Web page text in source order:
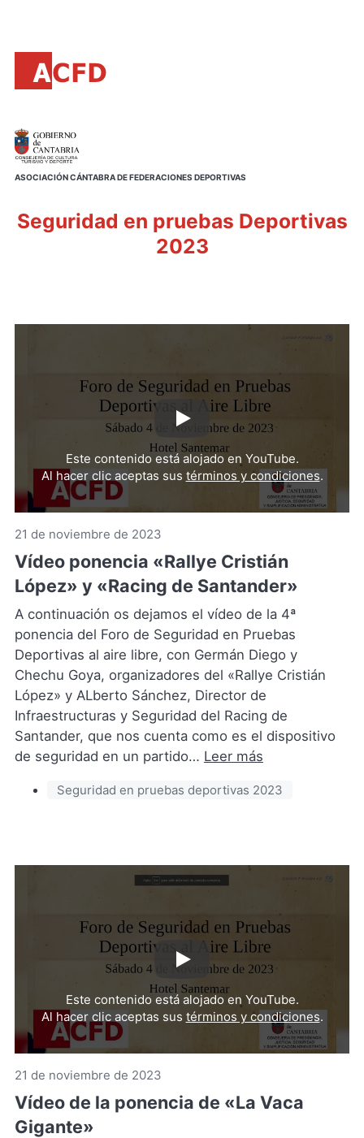
contenido
principal
ASOCIACIÓN CÁNTABRA DE FEDERACIONES DEPORTIVAS
Seguridad en pruebas Deportivas
2023
Reproducir
Este contenido está alojado en YouTube.
Al hacer clic aceptas sus términos y condicionesde
(Se
.
21 de noviembre de 2023
Vídeo ponencia «Rallye Cristián
López» y «Racing de Santander»
A continuación os dejamos el vídeo de la 4ª
ponencia del Foro de Seguridad en Pruebas
Deportivas al aire libre, con Germán Diego y
Chechu Goya, organizadores del «Rallye Cristián
López» y ALberto Sánchez, Director de
Infraestructuras y Seguridad del Racing de
Santander, que nos cuenta como es el dispositivo
de seguridad en un partido… Leer más
Seguridad en pruebas deportivas 2023
Reproducir
Este contenido está alojado en YouTube.
Al hacer clic aceptas sus términos y condicionesde
(Se
.
21 de noviembre de 2023
Vídeo de la ponencia de «La Vaca
Gigante»